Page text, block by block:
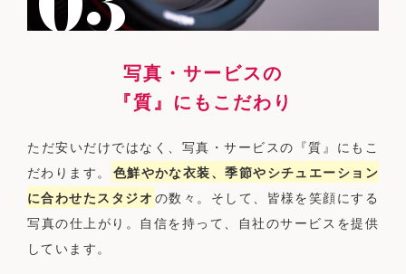
写真・サービスの
『質』にもこだわり
ただ安いだけではなく、写真・サービスの『質』にもこ
だわります。
色鮮やかな衣装、季節やシチュエーション
に合わせたスタジオ の数々。そして、皆様を笑顔にする
写真の仕上がり。自信を持って、自社のサービスを提供
しています。